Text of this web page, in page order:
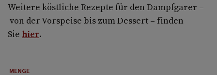
Weitere köstliche Rezepte für den Dampfgarer –
von der Vorspeise bis zum Dessert – finden
Sie hier.